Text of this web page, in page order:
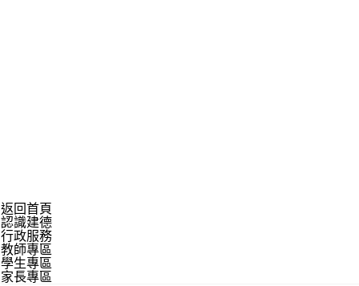
返回首頁
認識建德
行政服務
教師專區
學生專區
家長專區